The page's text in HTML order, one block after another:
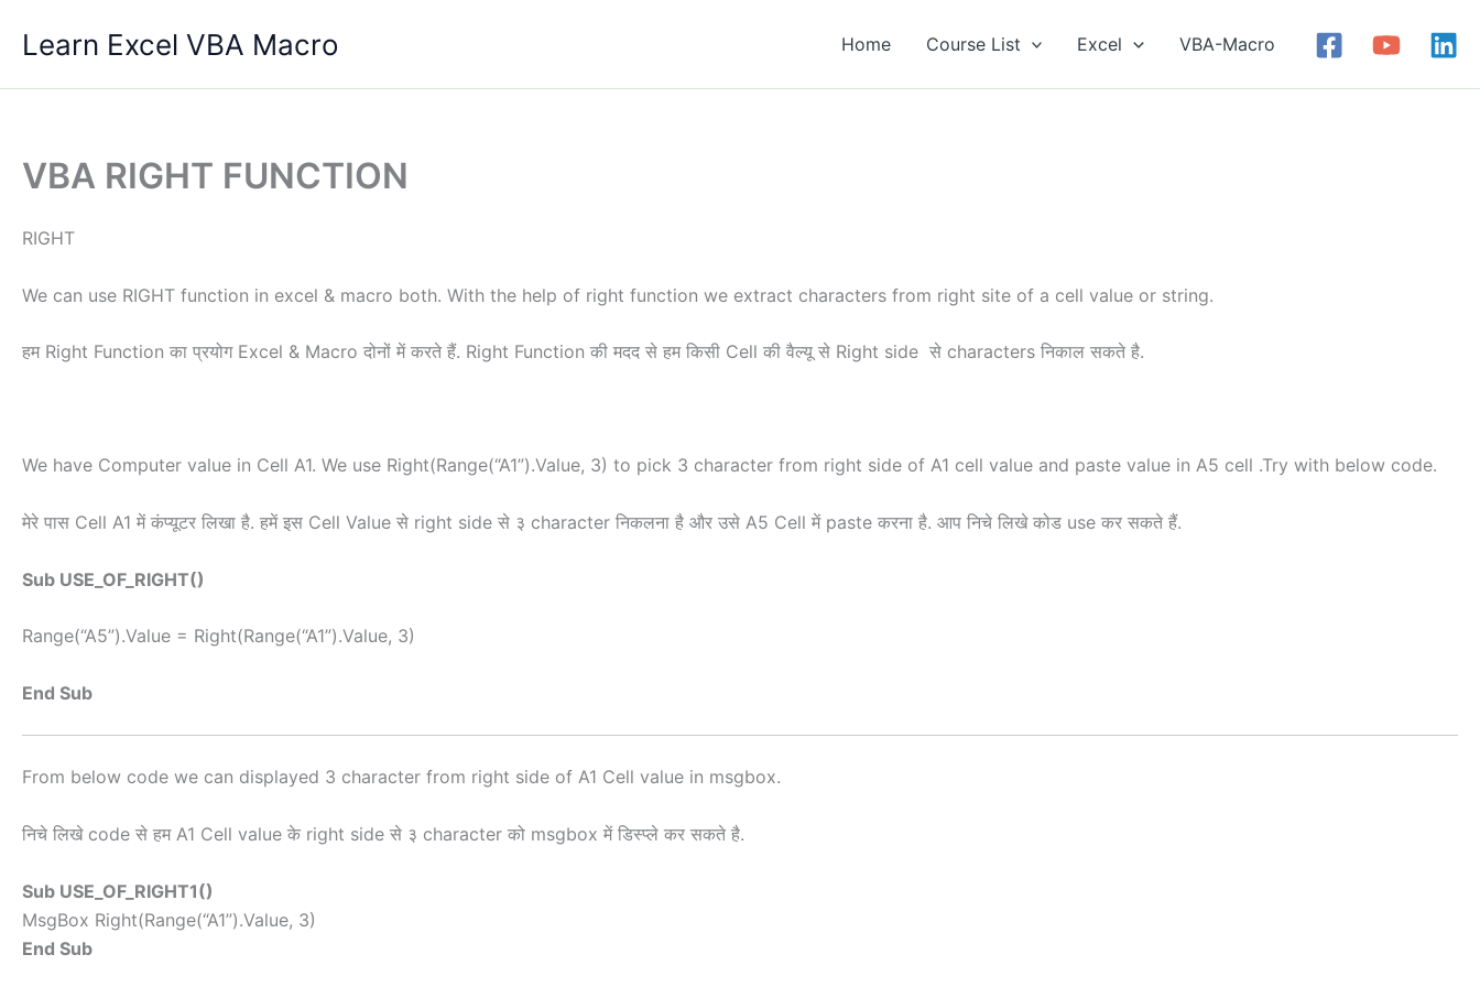
Learn Excel VBA Macro Home Course List Excel VBA-Macro
VBA RIGHT FUNCTION
RIGHT
We can use RIGHT function in excel & macro both. With the help of right function we extract characters from right site of a cell value or string.
हम Right Function का प्रयोग Excel & Macro दोनों में करते हैं. Right Function की मदद से हम किसी Cell की वैल्यू से Right side से characters निकाल सकते है.
We have Computer value in Cell A1. We use Right(Range(“A1”).Value, 3) to pick 3 character from right side of A1 cell value and paste value in A5 cell .Try with below code.
मेरे पास Cell A1 में कंप्यूटर लिखा है. हमें इस Cell Value से right side से ३ character निकलना है और उसे A5 Cell में paste करना है. आप निचे लिखे कोड use कर सकते हैं.
Sub USE_OF_RIGHT()
Range(“A5”).Value = Right(Range(“A1”).Value, 3)
End Sub
From below code we can displayed 3 character from right side of A1 Cell value in msgbox.
निचे लिखे code से हम A1 Cell value के right side से ३ character को msgbox में डिस्प्ले कर सकते है.
Sub USE_OF_RIGHT1()
MsgBox Right(Range(“A1”).Value, 3)
End Sub